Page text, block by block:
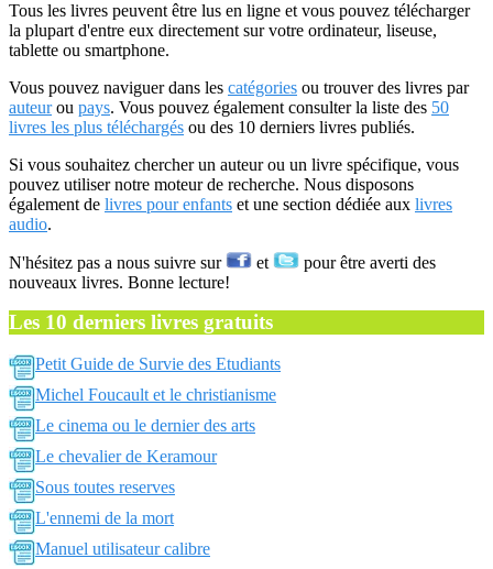
Tous les livres peuvent être lus en ligne et vous pouvez télécharger
la plupart d'entre eux directement sur votre ordinateur, liseuse,
tablette ou smartphone.
Vous pouvez naviguer dans les catégories ou trouver des livres par
auteurou pays. Vous pouvez également consulter la liste des 50
livres les plus téléchargés ou des 10 derniers livres publiés.
Si vous souhaitez chercher un auteur ou un livre spécifique, vous
pouvez utiliser notre moteur de recherche. Nous disposons
également de livres pour enfants et une section dédiée aux livres
audio.
N'hésitez pas a nous suivre sur et
pour être averti des
nouveaux livres. Bonne lecture!
Les 10 derniers livres gratuits
Petit Guide de Survie des Etudiants
Michel Foucault et le christianisme
Le cinema ou le dernier des arts
Le chevalier de Keramour
Sous toutes reserves
L'ennemi de la mort
Manuel utilisateur calibre